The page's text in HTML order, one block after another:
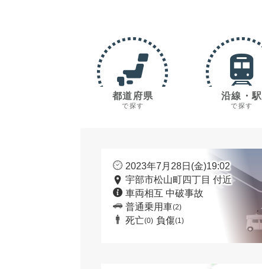
都道府県
で探す
沿線・駅
で探す
2023年7月28日(金)19:02
宇部市松山町四丁目 付近
車両相互 中破事故
普通乗用車(2)
死亡(0) 負傷(1)